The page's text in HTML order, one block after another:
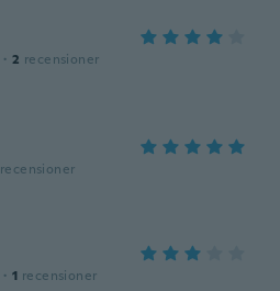
· 2 recensioner
recensioner
· 1 recensioner